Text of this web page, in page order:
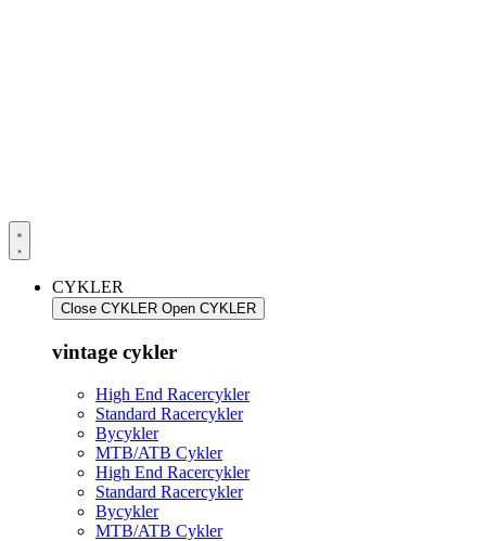
CYKLER
Close CYKLER Open CYKLER
vintage cykler
High End Racercykler
Standard Racercykler
Bycykler
MTB/ATB Cykler
High End Racercykler
Standard Racercykler
Bycykler
MTB/ATB Cykler